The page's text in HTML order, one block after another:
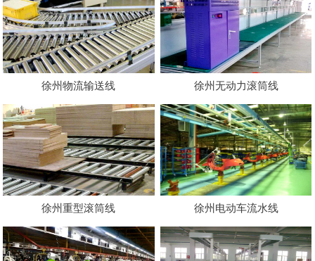
徐州物流输送线 徐州无动力滚筒线
徐州重型滚筒线 徐州电动车流水线